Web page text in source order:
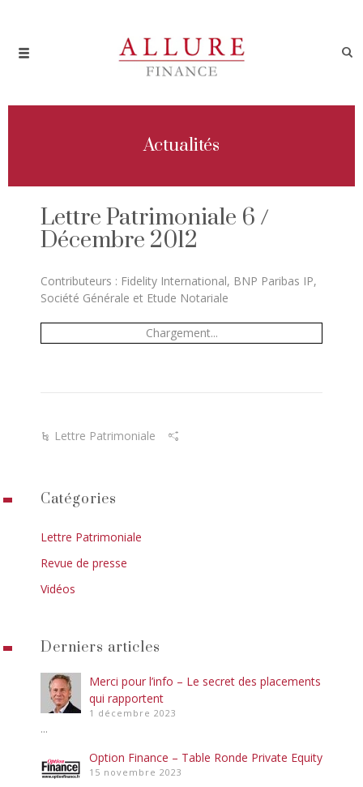
Actualités
Lettre Patrimoniale 6 /
Décembre 2012
Contributeurs : Fidelity International, BNP Paribas IP,
Société Générale et Etude Notariale
Chargement...
Lettre Patrimoniale
Catégories
Lettre Patrimoniale
Revue de presse
Vidéos
Derniers articles
Merci pour l’info – Le secret des placements
qui rapportent
1 décembre 2023
...
Option Finance – Table Ronde Private Equity
15 novembre 2023